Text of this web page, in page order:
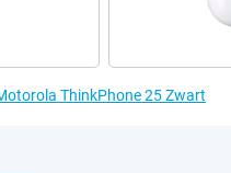
ThinkPhone 25 Zwart